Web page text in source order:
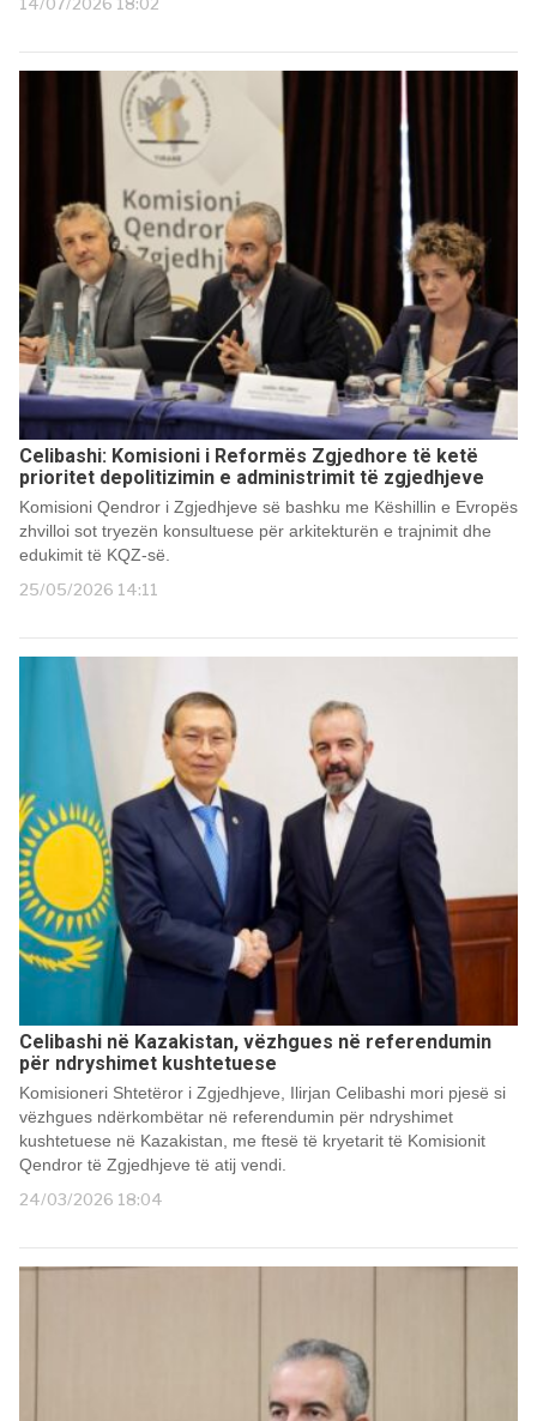
14/07/2026 18:02
Celibashi: Komisioni i Reformës Zgjedhore të ketë
prioritet depolitizimin e administrimit të zgjedhjeve
Komisioni Qendror i Zgjedhjeve së bashku me Këshillin e Evropës
zhvilloi sot tryezën konsultuese për arkitekturën e trajnimit dhe
edukimit të KQZ-së.
25/05/2026 14:11
Celibashi në Kazakistan, vëzhgues në referendumin
për ndryshimet kushtetuese
Komisioneri Shtetëror i Zgjedhjeve, Ilirjan Celibashi mori pjesë si
vëzhgues ndërkombëtar në referendumin për ndryshimet
kushtetuese në Kazakistan, me ftesë të kryetarit të Komisionit
Qendror të Zgjedhjeve të atij vendi.
24/03/2026 18:04